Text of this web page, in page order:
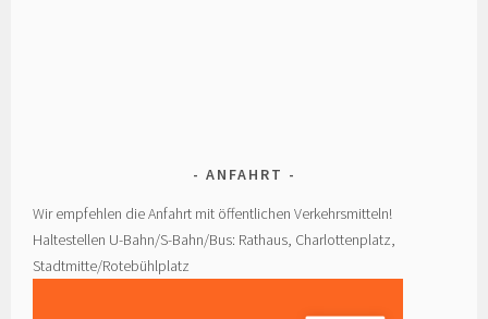
ANFAHRT
Wir empfehlen die Anfahrt mit öffentlichen Verkehrsmitteln!
Haltestellen U-Bahn/S-Bahn/Bus: Rathaus, Charlottenplatz,
Stadtmitte/Rotebühlplatz